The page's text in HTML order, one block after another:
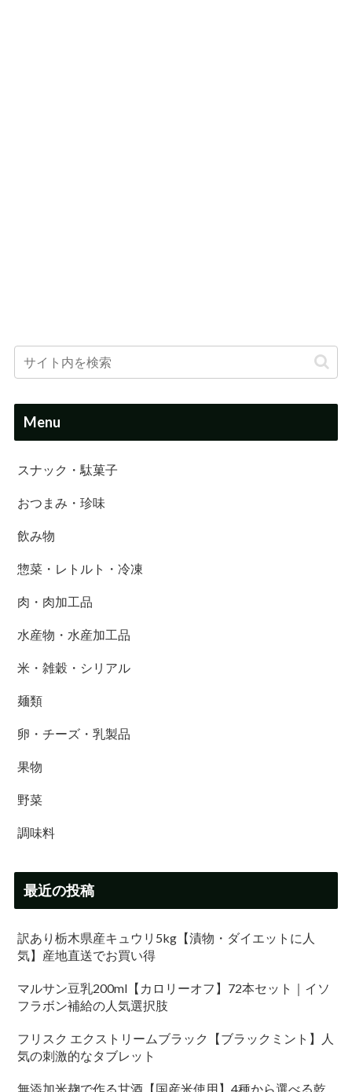
Menu
スナック・駄菓子
おつまみ・珍味
飲み物
惣菜・レトルト・冷凍
肉・肉加工品
水産物・水産加工品
米・雑穀・シリアル
麺類
卵・チーズ・乳製品
果物
野菜
調味料
最近の投稿
訳あり栃木県産キュウリ5kg【漬物・ダイエットに人
気】産地直送でお買い得
マルサン豆乳200ml【カロリーオフ】72本セット｜イソ
フラボン補給の人気選択肢
フリスク エクストリームブラック【ブラックミント】人
気の刺激的なタブレット
無添加米麹で作る甘酒【国産米使用】4種から選べる乾